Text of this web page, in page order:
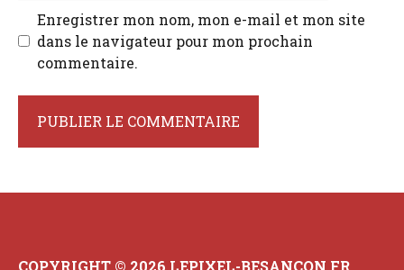
Enregistrer mon nom, mon e-mail et mon site
dans le navigateur pour mon prochain
commentaire.
COPYRIGHT © 2026 LEPIXEL-BESANCON.FR